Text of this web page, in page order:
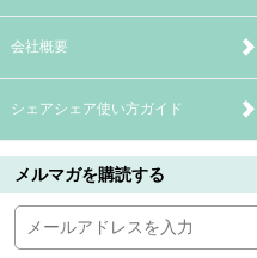
会社概要
シェアシェア使い方ガイド
メルマガを購読する